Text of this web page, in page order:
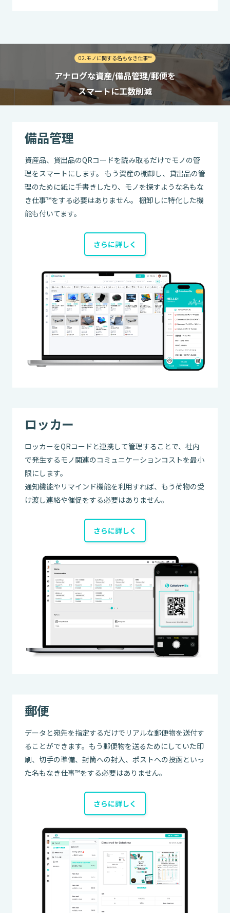
02.モノに関する名もなき仕事™
アナログな資産/備品管理/郵便を
スマートに工数削減
備品管理
資産品、貸出品のQRコードを読み取るだけでモノの管
理をスマートにします。 もう資産の棚卸し、貸出品の管
理のために紙に手書きしたり、モノを探すような名もな
き仕事™をする必要はありません。 棚卸しに特化した機
能も付いてます。
さらに詳しく
ロッカー
ロッカーをQRコードと連携して管理することで、社内
で発生するモノ関連のコミュニケーションコストを最小
限にします。
通知機能やリマインド機能を利用すれば、もう荷物の受
け渡し連絡や催促をする必要はありません。
さらに詳しく
郵便
データと宛先を指定するだけでリアルな郵便物を送付す
ることができます。もう郵便物を送るためにしていた印
刷、切手の準備、封筒への封入、ポストへの投函といっ
た名もなき仕事™をする必要はありません。
さらに詳しく